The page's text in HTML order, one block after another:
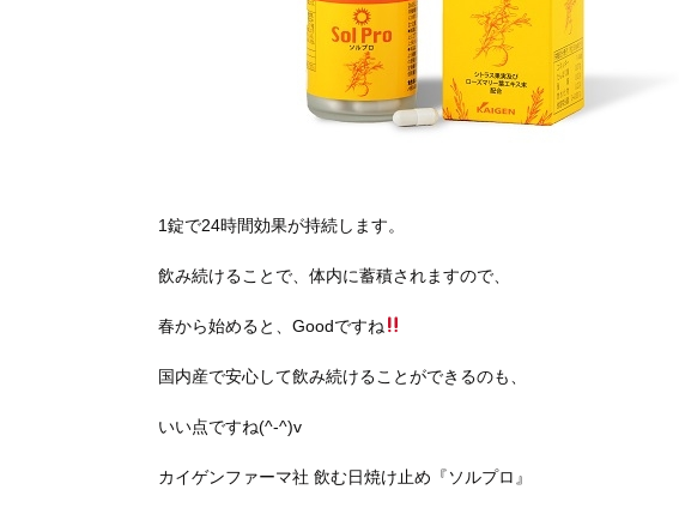
1錠で24時間効果が持続します。
飲み続けることで、体内に蓄積されますので、
春から始めると、Goodですね
国内産で安心して飲み続けることができるのも、
いい点ですね(^-^)v
カイゲンファーマ社 飲む日焼け止め『ソルプロ』